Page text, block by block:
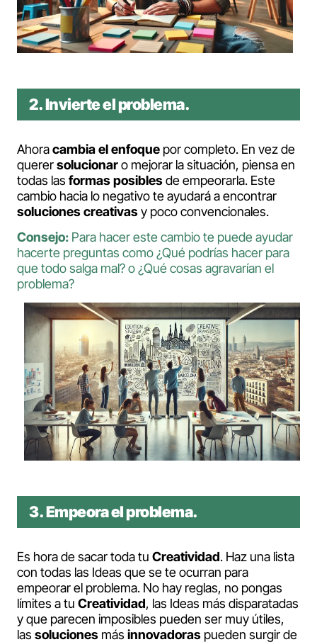
2. Invierte el problema.
Ahoracambia el enfoque por completo. En vez de
querersolucionaro mejorar la situación, piensa en
todas las formas posiblesde empeorarla. Este
cambio hacia lo negativo te ayudará a encontrar
soluciones creativasy poco convencionales.
Consejo: Para hacer este cambio te puede ayudar
hacerte preguntas como ¿Qué podrías hacer para
que todo salga mal? o ¿Qué cosas agravarían el
problema?
3. Empeora el problema.
Es hora de sacar toda tu Creatividad. Haz una lista
con todas las Ideas que se te ocurran para
empeorar el problema. No hay reglas, no pongas
límites a tu Creatividad, las Ideas más disparatadas
y que parecen imposibles pueden ser muy útiles,
las soluciones más innovadoras pueden surgir de